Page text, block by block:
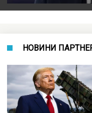
НОВИНИ